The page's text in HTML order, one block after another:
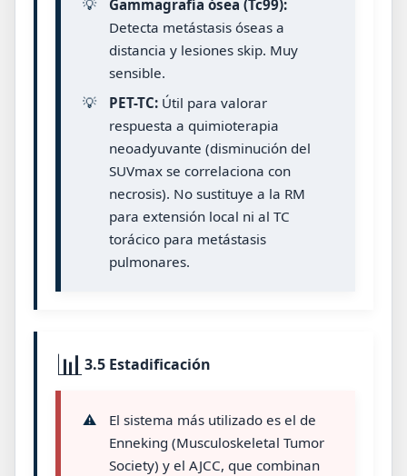
💡
Gammagrafía ósea (Tc99):
Detecta metástasis óseas a
distancia y lesiones skip. Muy
sensible.
💡
PET-TC:Útil para valorar
respuesta a quimioterapia
neoadyuvante (disminución del
SUVmax se correlaciona con
necrosis). No sustituye a la RM
para extensión local ni al TC
torácico para metástasis
pulmonares.
📊3.5 Estadificación
⚠️
El sistema más utilizado es el de
Enneking (Musculoskeletal Tumor
Society) y el AJCC, que combinan